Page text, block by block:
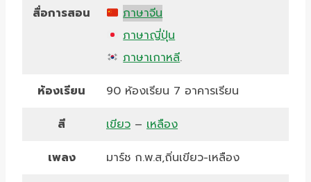
สื่อการสอน
ภาษาจีน
ภาษาญี่ปุ่น
ภาษาเกาหลี.
ห้องเรียน
90 ห้องเรียน 7 อาคารเรียน
สี
เขียว – เหลือง
เพลง
มาร์ช ก.พ.ส,ถิ่นเขียว-เหลือง